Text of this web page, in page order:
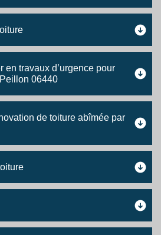
en travaux d’urgence pour
06440
de toiture abîmée par